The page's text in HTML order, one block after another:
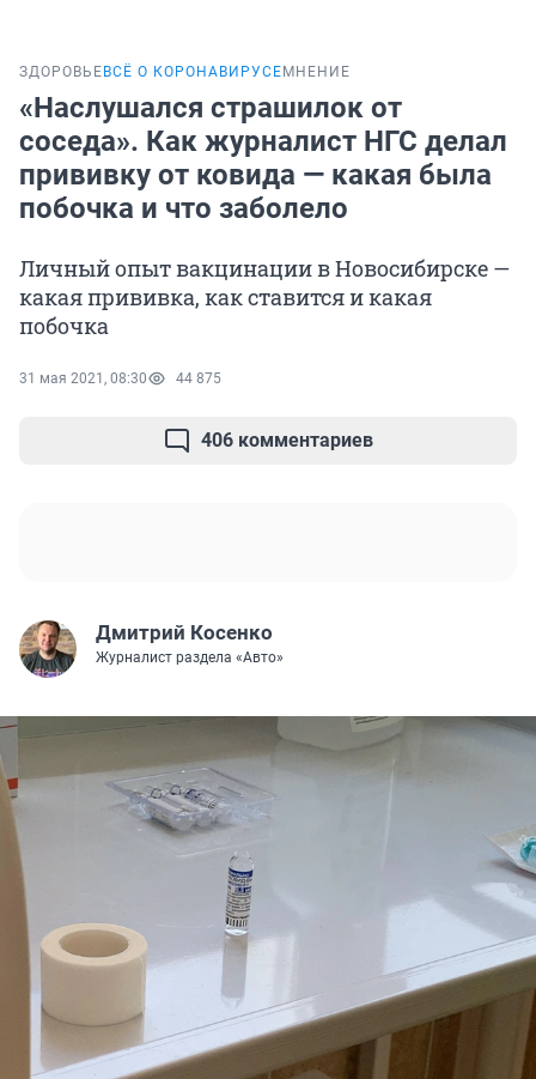
ЗДОРОВЬЕ ВСЁ О КОРОНАВИРУСЕ МНЕНИЕ
«Наслушался страшилок от
соседа». Как журналист НГС делал
прививку от ковида — какая была
побочка и что заболело
Личный опыт вакцинации в Новосибирске —
какая прививка, как ставится и какая
побочка
31 мая 2021, 08:30 44 875
406 комментариев
Дмитрий Косенко
Журналист раздела «Авто»